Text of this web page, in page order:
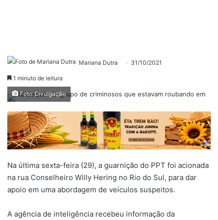
Mariana Dutra 31/10/2021
1 minuto de leitura
Foto: Divulgação
Na última sexta-feira (29), a guarnição do PPT foi acionada
na rua Conselheiro Willy Hering no Rio do Sul, para dar
apoio em uma abordagem de veículos suspeitos.
A agência de inteligência recebeu informação da